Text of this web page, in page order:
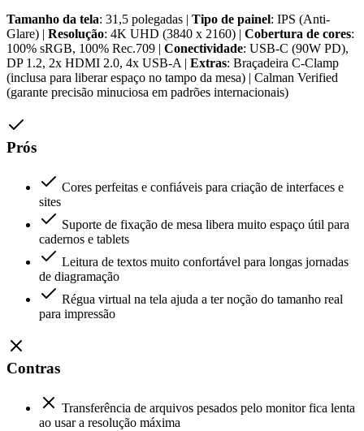
Tamanho da tela: 31,5 polegadas | Tipo de painel: IPS (Anti-
Glare) | Resolução: 4K UHD (3840 x 2160) | Cobertura de cores:
100% sRGB, 100% Rec.709 | Conectividade: USB-C (90W PD),
DP 1.2, 2x HDMI 2.0, 4x USB-A | Extras: Braçadeira C-Clamp
(inclusa para liberar espaço no tampo da mesa) | Calman Verified
(garante precisão minuciosa em padrões internacionais)
Prós
Cores perfeitas e confiáveis para criação de interfaces e
sites
Suporte de fixação de mesa libera muito espaço útil para
cadernos e tablets
Leitura de textos muito confortável para longas jornadas
de diagramação
Régua virtual na tela ajuda a ter noção do tamanho real
para impressão
Contras
Transferência de arquivos pesados pelo monitor fica lenta
ao usar a resolução máxima